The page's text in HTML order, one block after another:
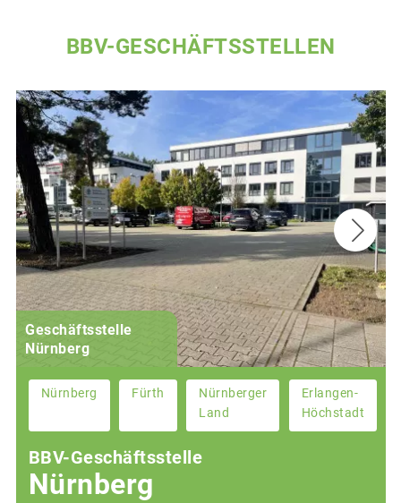
BBV-GESCHÄFTSSTELLEN
Geschäftsstelle
Nürnberg
Nürnberg Fürth
Nürnberger
Land
Erlangen-
Höchstadt
BBV-Geschäftsstelle
Nürnberg